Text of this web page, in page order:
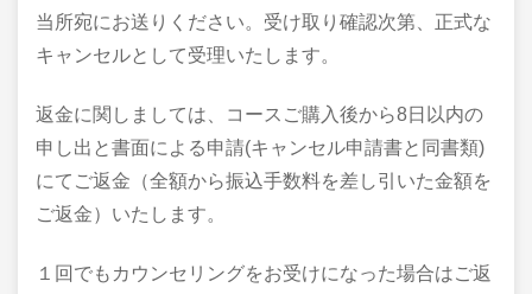
当所宛にお送りください。受け取り確認次第、正式な
キャンセルとして受理いたします。
返金に関しましては、コースご購入後から8日以内の
申し出と書面による申請(キャンセル申請書と同書類)
にてご返金（全額から振込手数料を差し引いた金額を
ご返金）いたします。
１回でもカウンセリングをお受けになった場合はご返